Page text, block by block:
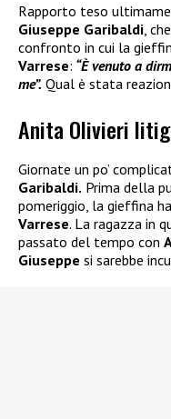
Rapporto teso
Giuseppe Garibaldi ,
confronto in cui la
Varrese: “È venuto a
me”. Qual è stata
Anita Olivieri
Giornate un po’
Garibaldi. Prima della
pomeriggio, la gieffina
Varrese. La ragazza in
passato del tempo con
Giuseppe si sarebbe